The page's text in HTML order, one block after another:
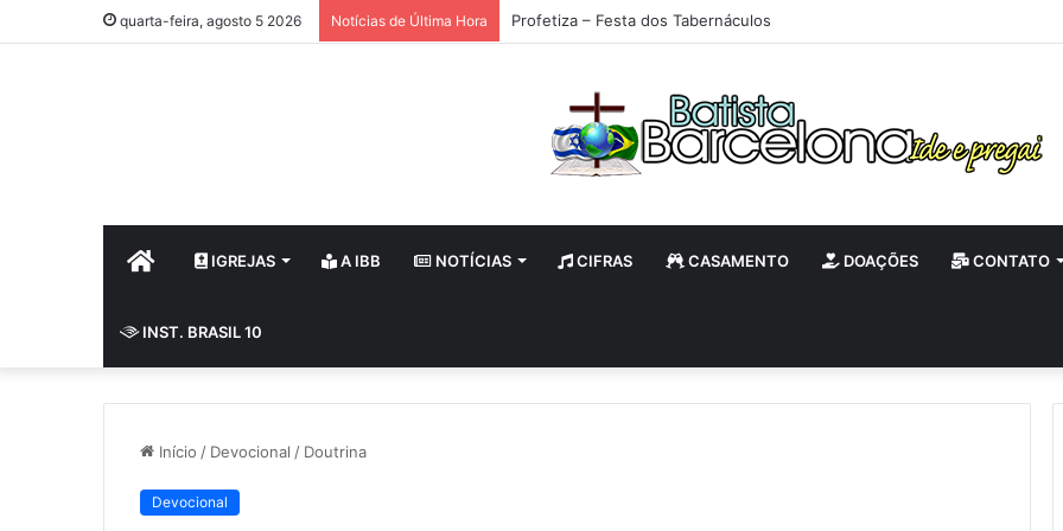
quarta-feira, agosto 5 2026 Notícias de Última Hora Profetiza – Festa dos Tabernáculos
HOME IGREJAS A IBB NOTÍCIAS CIFRAS CASAMENTO DOAÇÕES CONTATO
INST. BRASIL 10
Início / Devocional / Doutrina
Devocional